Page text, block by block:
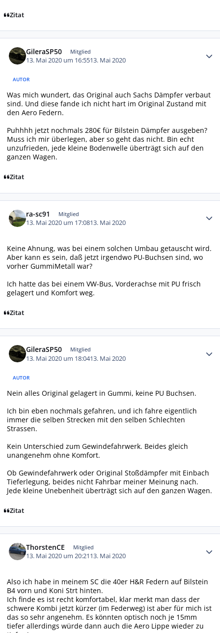
Zitat
GileraSP50 Mitglied
13. Mai 2020 um 16:5513. Mai 2020
AUTOR
Was mich wundert, das Original auch Sachs Dämpfer verbaut
sind. Und diese fande ich nicht hart im Original Zustand mit
den Aero Federn.
Puhhhh jetzt nochmals 280€ für Bilstein Dämpfer ausgeben?
Muss ich mir überlegen, aber so geht das nicht. Bin echt
unzufrieden, jede kleine Bodenwelle überträgt sich auf den
ganzen Wagen.
Zitat
ra-sc91 Mitglied
13. Mai 2020 um 17:0813. Mai 2020
Keine Ahnung, was bei einem solchen Umbau getauscht wird.
Aber kann es sein, daß jetzt irgendwo PU-Buchsen sind, wo
vorher GummiMetall war?
Ich hatte das bei einem VW-Bus, Vorderachse mit PU frisch
gelagert und Komfort weg.
Zitat
GileraSP50 Mitglied
13. Mai 2020 um 18:0413. Mai 2020
AUTOR
Nein alles Original gelagert in Gummi, keine PU Buchsen.
Ich bin eben nochmals gefahren, und ich fahre eigentlich
immer die selben Strecken mit den selben Schlechten
Strassen.
Kein Unterschied zum Gewindefahrwerk. Beides gleich
unangenehm ohne Komfort.
Ob Gewindefahrwerk oder Original Stoßdämpfer mit Einbach
Tieferlegung, beides nicht Fahrbar meiner Meinung nach.
Jede kleine Unebenheit überträgt sich auf den ganzen Wagen.
Zitat
ThorstenCE Mitglied
13. Mai 2020 um 20:2113. Mai 2020
Also ich habe in meinem SC die 40er H&R Federn auf Bilstein
B4 vorn und Koni Strt hinten.
Ich finde es ist recht komfortabel, klar merkt man dass der
schwere Kombi jetzt kürzer (im Federweg) ist aber für mich ist
das so sehr angenehm. Es könnten optisch noch je 15mm
tiefer allerdings würde dann auch die Aero Lippe wieder zu